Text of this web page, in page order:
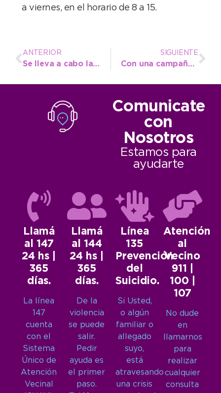
a viernes, en el horario de 8 a 15.
ANTERIOR
Se lleva a cabo la puesta en valor del monumento al Centenario
SIGUIENTE
Con una campaña de concientización y prevención comienza el Mes de Lucha contra el Cáncer de Mama
Comunicate
con
Nosotros
Estamos para
ayudarte
Llamá
al 147
24 hs |
365
días.
La línea
147
cuenta
con el
Sistema
Único de
Atención
Vecinal
Llamá
al 144
24 hs |
365
días.
De la
violencia
se puede
salir.
Pedir
ayuda es
el primer
paso.
Línea
135
Prevención
del
Suicidio.
Si Usted,
o algún
familiar o
allegado
suyo,
está
atravesando
una crisis
Atención
al
Vecino
911 |
100 |
107
No dude
en
llamarnos
para
realizar
cualquier
consulta